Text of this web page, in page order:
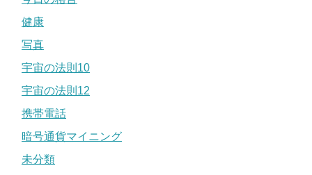
健康
写真
宇宙の法則10
宇宙の法則12
携帯電話
暗号通貨マイニング
未分類